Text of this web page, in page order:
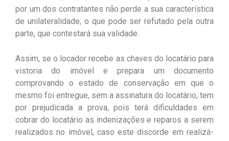
por um dos contratantes não perde a sua característica
de unilateralidade, o que pode ser refutado pela outra
parte, que contestará sua validade.
Assim, se o locador recebe as chaves do locatário para
vistoria do imóvel e prepara um documento
comprovando o estado de conservação em que o
mesmo foi entregue, sem a assinatura do locatário, tem
por prejudicada a prova, pois terá dificuldades em
cobrar do locatário as indenizações e reparos a serem
realizados no imóvel, caso este discorde em realizá-